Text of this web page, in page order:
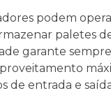
podem
paletes
garante
de entrada e